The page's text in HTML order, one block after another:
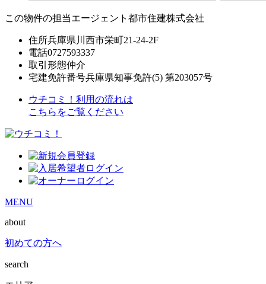
この物件の担当エージェント 都市住建株式会社
住所兵庫県川西市栄町21-24-2F
電話0727593337
取引形態仲介
宅建免許番号兵庫県知事免許(5) 第203057号
ウチコミ！利用の流れは
こちらをご覧ください
MENU
about
初めての方へ
search